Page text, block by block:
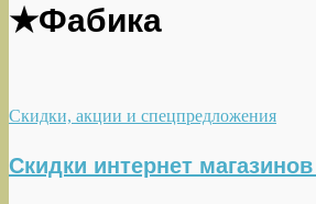
★Фабика
Скидки, акции и спецпредложения
Скидки интернет